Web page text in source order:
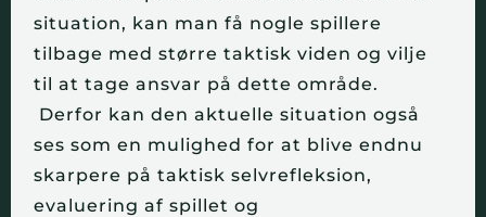
situation, kan man få nogle spillere
tilbage med større taktisk viden og vilje
til at tage ansvar på dette område.
Derfor kan den aktuelle situation også
ses som en mulighed for at blive endnu
skarpere på taktisk selvrefleksion,
evaluering af spillet og